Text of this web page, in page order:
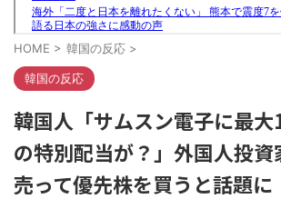
HOME > 韓国の反応 >
韓国の反応
韓国人「サムスン電子に最
の特別配当が？」外国人投資
売って優先株を買うと話題に